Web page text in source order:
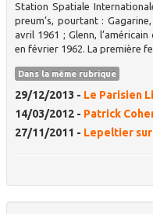
Station Spatiale
preum’s, pourtant :
avril 1961 ; Glenn,
en février 1962. La première
Dans la même rubrique
29/12/2013 - Le Parisien
14/03/2012 - Patrick
27/11/2011 - Lepeltier sur